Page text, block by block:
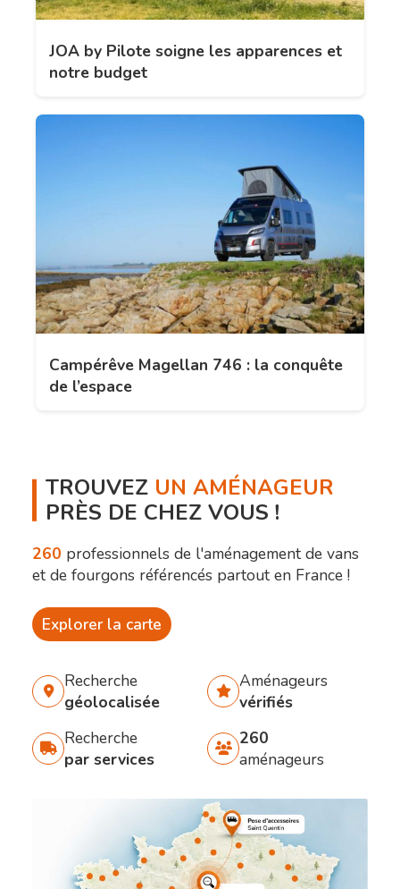
JOA by Pilote soigne les apparences et
notre budget
Campérêve Magellan 746 : la conquête
de l’espace
TROUVEZ UN AMÉNAGEUR
PRÈS DE CHEZ VOUS !
260 professionnels de l'aménagement de vans
et de fourgons référencés partout en France !
Explorer la carte
Recherche
géolocalisée
Aménageurs
vérifiés
Recherche
par services
260
aménageurs